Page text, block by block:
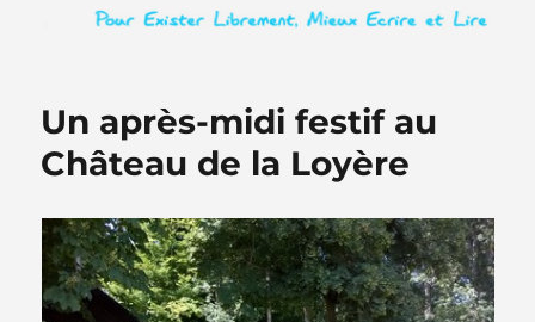
PEL'MEL
Un après-midi festif au
Château de la Loyère